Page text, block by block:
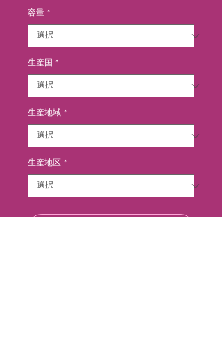
容量 *
生産国 *
生産地域 *
生産地区 *